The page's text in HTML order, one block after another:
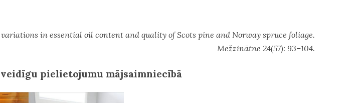
in essential oil content and quality of Scots pine and Norway spruce foliage.
Mežzinātne 24(57): 93–104.
pielietojumu mājsaimniecībā